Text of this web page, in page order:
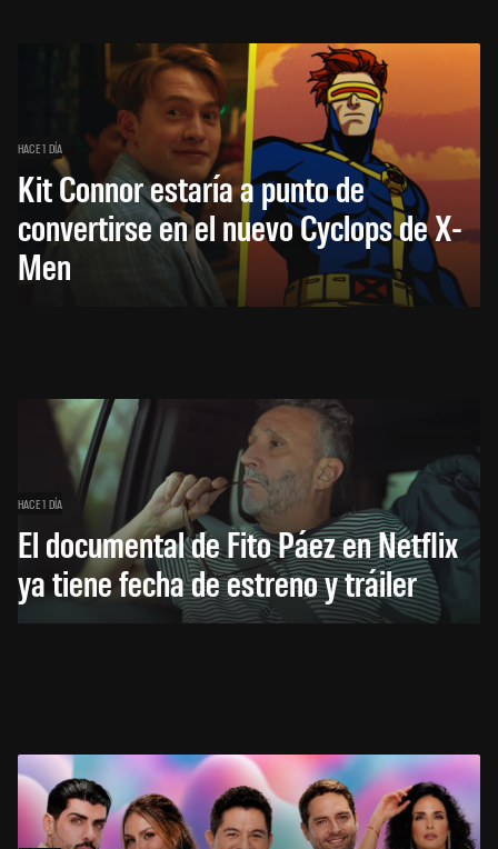
HACE 1 DÍA
Kit Connor estaría a punto de
convertirse en el nuevo Cyclops de X-
Men
HACE 1 DÍA
El documental de Fito Páez en Netflix
ya tiene fecha de estreno y tráiler